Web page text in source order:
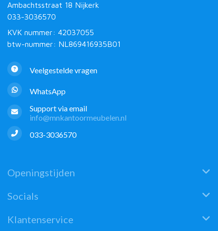
Ambachtsstraat 18 Nijkerk
033-3036570
KVK nummer: 42037055
btw-nummer: NL869416935B01
Veelgestelde vragen
WhatsApp
Support via email
info@mnkantoormeubelen.nl
033-3036570
Openingstijden
Socials
Klantenservice